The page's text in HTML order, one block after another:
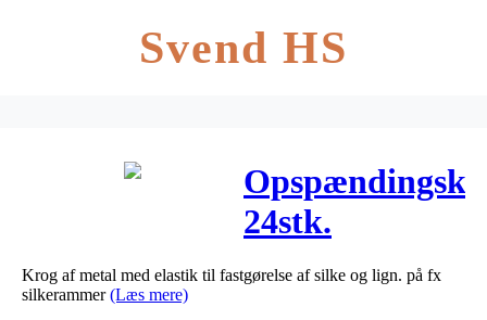
Svend HS
24stk.
Krog af metal med elastik til fastgørelse af silke og lign. på fx
silkerammer(Læs mere)